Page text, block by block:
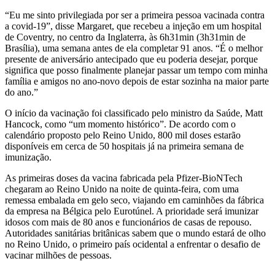
“Eu me sinto privilegiada por ser a primeira pessoa vacinada contra
a covid-19”, disse Margaret, que recebeu a injeção em um hospital
de Coventry, no centro da Inglaterra, às 6h31min (3h31min de
Brasília), uma semana antes de ela completar 91 anos. “É o melhor
presente de aniversário antecipado que eu poderia desejar, porque
significa que posso finalmente planejar passar um tempo com minha
família e amigos no ano-novo depois de estar sozinha na maior parte
do ano.”
O início da vacinação foi classificado pelo ministro da Saúde, Matt
Hancock, como “um momento histórico”. De acordo com o
calendário proposto pelo Reino Unido, 800 mil doses estarão
disponíveis em cerca de 50 hospitais já na primeira semana de
imunização.
As primeiras doses da vacina fabricada pela Pfizer-BioNTech
chegaram ao Reino Unido na noite de quinta-feira, com uma
remessa embalada em gelo seco, viajando em caminhões da fábrica
da empresa na Bélgica pelo Eurotúnel. A prioridade será imunizar
idosos com mais de 80 anos e funcionários de casas de repouso.
Autoridades sanitárias britânicas sabem que o mundo estará de olho
no Reino Unido, o primeiro país ocidental a enfrentar o desafio de
vacinar milhões de pessoas.